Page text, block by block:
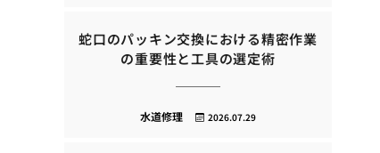
蛇口のパッキン交換における精密作業
の重要性と工具の選定術
2026.07.29
水道修理